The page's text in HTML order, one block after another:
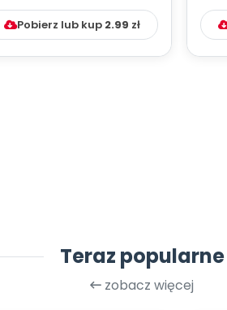
Pobierz lub kup 2.99 zł
Teraz popularne
zobacz więcej